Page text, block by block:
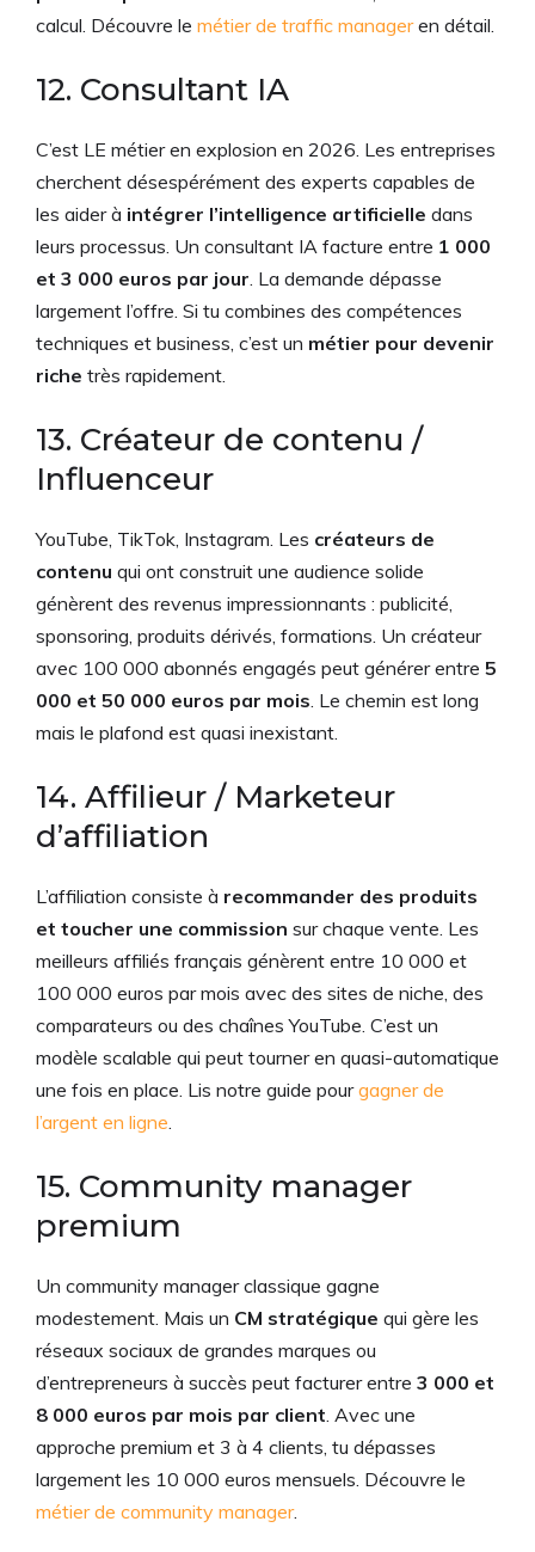
calcul. Découvre le métier de traffic manageren détail.
12. Consultant IA
C’est LE métier en explosion en 2026. Les entreprises
cherchent désespérément des experts capables de
les aider à intégrer l’intelligence artificielle dans
leurs processus. Un consultant IA facture entre 1 000
et 3 000 euros par jour . La demande dépasse
largement l’offre. Si tu combines des compétences
techniques et business, c’est un métier pour devenir
riche très rapidement.
13. Créateur de contenu /
Influenceur
YouTube, TikTok, Instagram. Les créateurs de
contenu qui ont construit une audience solide
génèrent des revenus impressionnants : publicité,
sponsoring, produits dérivés, formations. Un créateur
avec 100 000 abonnés engagés peut générer entre 5
000 et 50 000 euros par mois . Le chemin est long
mais le plafond est quasi inexistant.
14. Affilieur / Marketeur
d’affiliation
L’affiliation consiste à recommander des produits
et toucher une commission sur chaque vente. Les
meilleurs affiliés français génèrent entre 10 000 et
100 000 euros par mois avec des sites de niche, des
comparateurs ou des chaînes YouTube. C’est un
modèle scalable qui peut tourner en quasi-automatique
une fois en place. Lis notre guide pourgagner de
l’argent en ligne
15. Community manager
premium
Un community manager classique gagne
modestement. Mais un CM stratégique qui gère les
réseaux sociaux de grandes marques ou
d’entrepreneurs à succès peut facturer entre 3 000 et
8 000 euros par mois par client . Avec une
approche premium et 3 à 4 clients, tu dépasses
largement les 10 000 euros mensuels. Découvre le
métier de community manager.